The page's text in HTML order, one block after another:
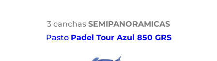
3 canchas SEMIPANORAMICAS
Pasto Padel Tour Azul 850 GRS